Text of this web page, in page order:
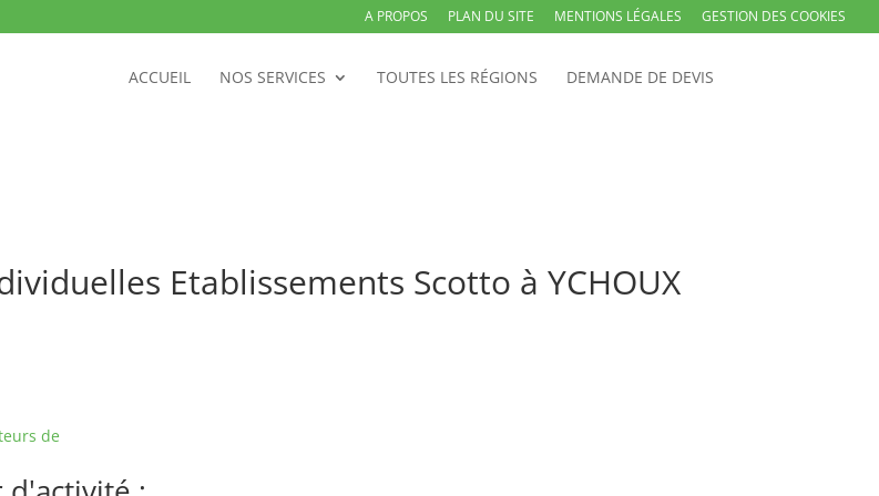
A PROPOS PLAN DU SITE MENTIONS LÉGALES GESTION DES COOKIES
ACCUEIL NOS SERVICES TOUTES LES RÉGIONS DEMANDE DE DEVIS
Etablissements Scotto à YCHOUX
de